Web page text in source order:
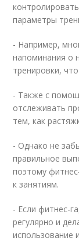
параметры
- Например,
напоминания о
тренировки,
- Также с
отслеживать
тем, как
- Однако не
правильное
поэтому
к занятиям.
- Если фитнес-
регулярно и
использование